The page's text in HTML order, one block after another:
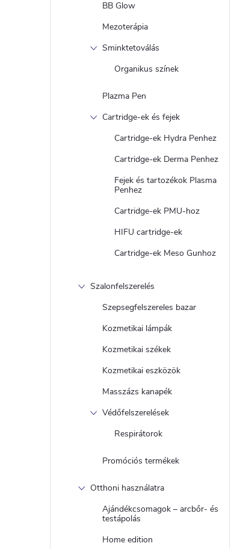
BB Glow
Mezoterápia
Sminktetoválás
Organikus színek
Plazma Pen
Cartridge-ek és fejek
Cartridge-ek Hydra Penhez
Cartridge-ek Derma Penhez
Fejek és tartozékok Plasma
Penhez
Cartridge-ek PMU-hoz
HIFU cartridge-ek
Cartridge-ek Meso Gunhoz
Szalonfelszerelés
Szepsegfelszereles bazar
Kozmetikai lámpák
Kozmetikai székek
Kozmetikai eszközök
Masszázs kanapék
Védőfelszerelések
Respirátorok
Promóciós termékek
Otthoni használatra
Ajándékcsomagok – arcbőr- és
testápolás
Home edition